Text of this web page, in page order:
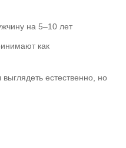
на 5–10 лет
как
естественно, но